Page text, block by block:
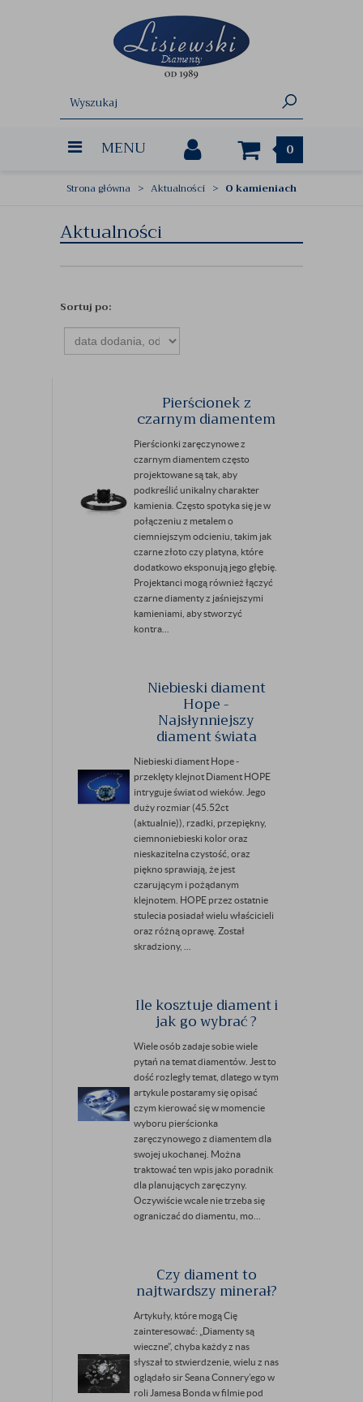
MENU 0
Strona główna Aktualności O kamieniach
Aktualności
Sortuj po:
Pierścionek z
czarnym diamentem
Pierścionki zaręczynowe z
czarnym diamentem często
projektowane są tak, aby
podkreślić unikalny charakter
kamienia. Często spotyka się je w
połączeniu z metalem o
ciemniejszym odcieniu, takim jak
czarne złoto czy platyna, które
dodatkowo eksponują jego głębię.
Projektanci mogą również łączyć
czarne diamenty z jaśniejszymi
kamieniami, aby stworzyć
kontra...
Niebieski diament
Hope -
Najsłynniejszy
diament świata
Niebieski diament Hope -
przeklęty klejnot Diament HOPE
intryguje świat od wieków. Jego
duży rozmiar (45.52ct
(aktualnie)), rzadki, przepiękny,
ciemnoniebieski kolor oraz
nieskazitelna czystość, oraz
piękno sprawiają, że jest
czarującym i pożądanym
klejnotem. HOPE przez ostatnie
stulecia posiadał wielu właścicieli
oraz różną oprawę. Został
skradziony, ...
Ile kosztuje diament i
jak go wybrać ?
Wiele osób zadaje sobie wiele
pytań na temat diamentów. Jest to
dość rozległy temat, dlatego w tym
artykule postaramy się opisać
czym kierować się w momencie
wyboru pierścionka
zaręczynowego z diamentem dla
swojej ukochanej. Można
traktować ten wpis jako poradnik
dla planujących zaręczyny.
Oczywiście wcale nie trzeba się
ograniczać do diamentu, mo...
Czy diament to
najtwardszy minerał?
Artykuły, które mogą Cię
zainteresować: „Diamenty są
wieczne”, chyba każdy z nas
słyszał to stwierdzenie, wielu z nas
oglądało sir Seana Connery’ego w
roli Jamesa Bonda w filmie pod